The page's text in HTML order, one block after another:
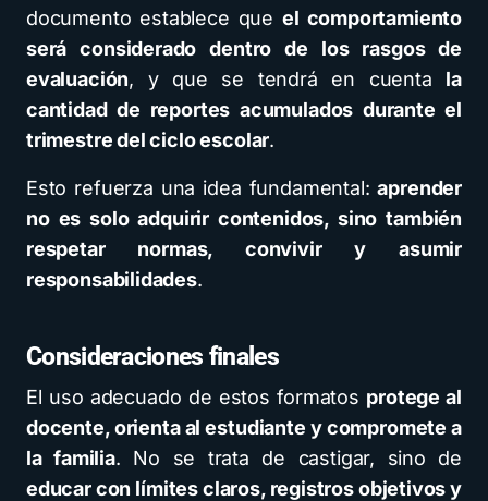
documento establece que el comportamiento
será considerado dentro de los rasgos de
evaluación, y que se tendrá en cuenta la
cantidad de reportes acumulados durante el
trimestre del ciclo escolar.
Esto refuerza una idea fundamental:aprender
no es solo adquirir contenidos, sino también
respetar normas, convivir y asumir
responsabilidades.
Consideraciones finales
El uso adecuado de estos formatos protege al
docente, orienta al estudiante y compromete a
la familia. No se trata de castigar, sino de
educar con límites claros, registros objetivos y